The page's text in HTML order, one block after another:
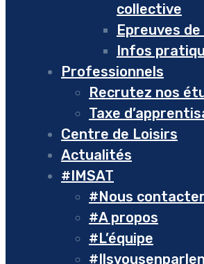
collective
Epreuves
Infos
Professionnels
Recrutez nos
Taxe
Centre de Loisirs
Actualités
#IMSAT
#Nous contacter
#A propos
#L’équipe